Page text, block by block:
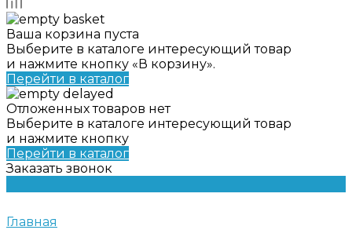
Ваша корзина пуста
Выберите в каталоге интересующий товар
и нажмите кнопку «В корзину».
Перейти в каталог
Отложенных товаров нет
Выберите в каталоге интересующий товар
и нажмите кнопку
Перейти в каталог
Заказать звонок
Главная